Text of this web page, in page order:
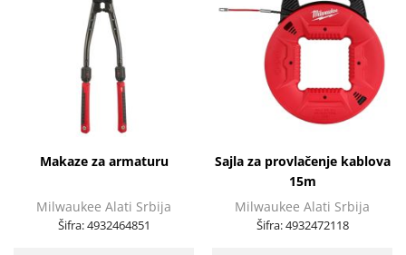
Makaze za armaturu
Milwaukee Alati Srbija
Šifra:4932464851
Sajla za provlačenje kablova
15m
Milwaukee Alati Srbija
Šifra:4932472118